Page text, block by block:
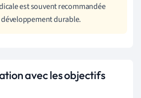
est souvent recommandée
durable.
avec les objectifs